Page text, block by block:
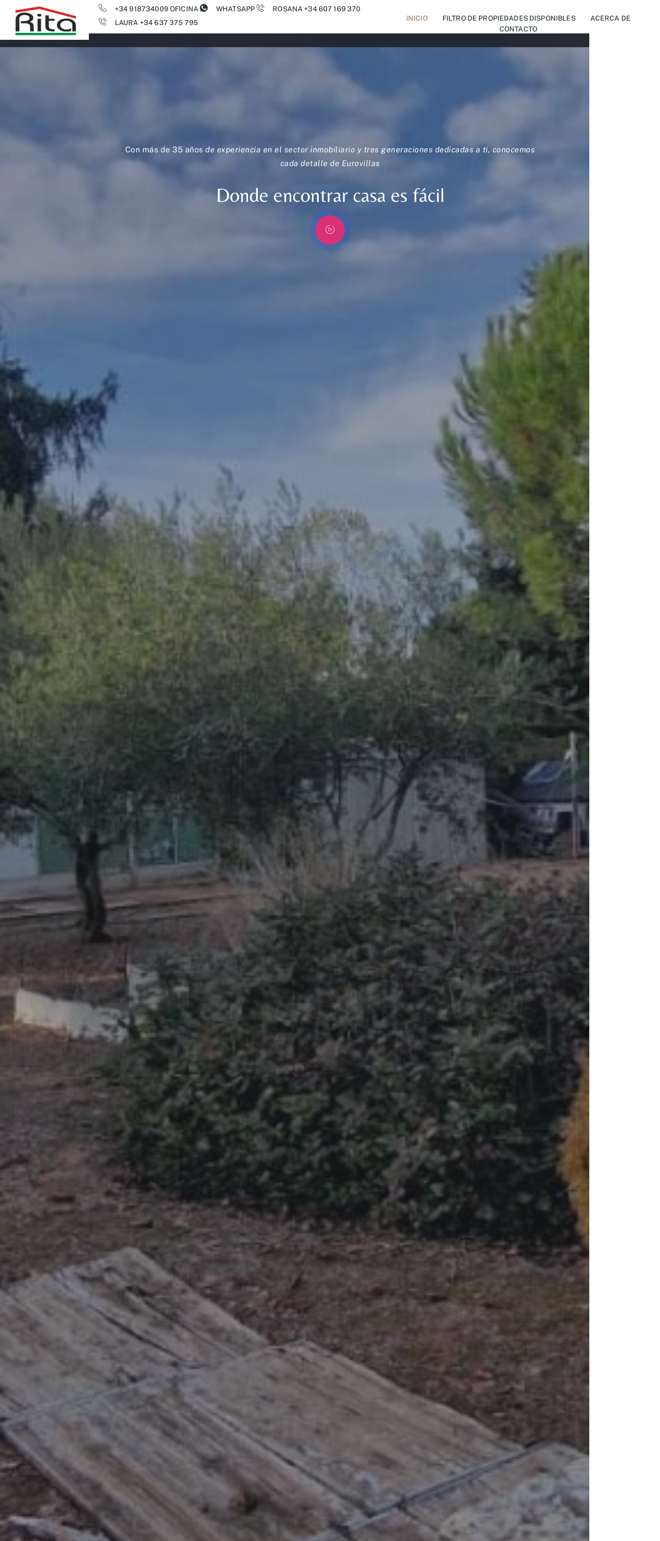
+34 918734009 OFICINA WHATSAPP
ROSANA +34 607 169 370
LAURA +34 637 375 795
INICIO FILTRO DE PROPIEDADES DISPONIBLES
ACERCA DE
CONTACTO
Con más de 35 añosde experiencia en el sector inmobiliario y tres generaciones dedicadas a ti, conocemos
cada detalle de Eurovillas
Donde encontrar casa es fácil